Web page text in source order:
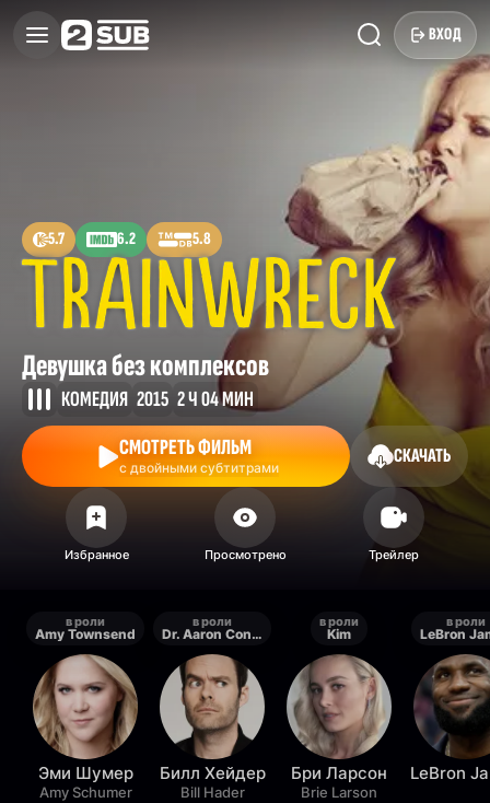
ВХОД
5.7 6.2 5.8
Девушка без комплексов
КОМЕДИЯ 2015 2 Ч 04 МИН
СМОТРЕТЬ ФИЛЬМ
с двойными субтитрами
СКАЧАТЬ
в роли
Amy Townsend
Эми Шумер
Amy Schumer
в роли
Dr. Aaron Conners
Билл Хейдер
Bill Hader
в роли
Kim
Бри Ларсон
Brie Larson
в роли
LeBron
LeBron